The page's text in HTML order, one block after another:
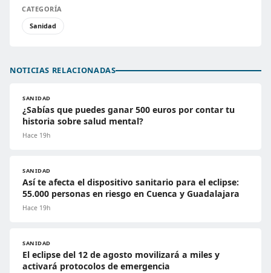
CATEGORÍA
Sanidad
NOTICIAS RELACIONADAS
SANIDAD
¿Sabías que puedes ganar 500 euros por contar tu
historia sobre salud mental?
Hace 19h
SANIDAD
Así te afecta el dispositivo sanitario para el eclipse:
55.000 personas en riesgo en Cuenca y Guadalajara
Hace 19h
SANIDAD
El eclipse del 12 de agosto movilizará a miles y
activará protocolos de emergencia